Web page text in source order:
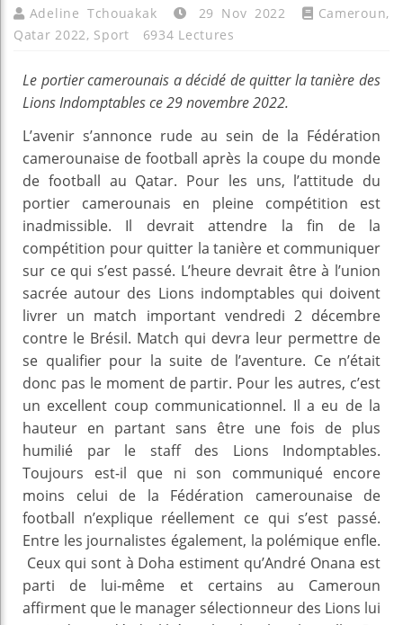
Adeline Tchouakak 29 Nov 2022 Cameroun,
Qatar 2022, Sport 6934 Lectures
Le portier camerounais a décidé de quitter la tanière des
Lions Indomptables ce 29 novembre 2022.
L’avenir s’annonce rude au sein de la Fédération
camerounaise de football après la coupe du monde
de football au Qatar. Pour les uns, l’attitude du
portier camerounais en pleine compétition est
inadmissible. Il devrait attendre la fin de la
compétition pour quitter la tanière et communiquer
sur ce qui s’est passé. L’heure devrait être à l’union
sacrée autour des Lions indomptables qui doivent
livrer un match important vendredi 2 décembre
contre le Brésil. Match qui devra leur permettre de
se qualifier pour la suite de l’aventure. Ce n’était
donc pas le moment de partir. Pour les autres, c’est
un excellent coup communicationnel. Il a eu de la
hauteur en partant sans être une fois de plus
humilié par le staff des Lions Indomptables.
Toujours est-il que ni son communiqué encore
moins celui de la Fédération camerounaise de
football n’explique réellement ce qui s’est passé.
Entre les journalistes également, la polémique enfle.
Ceux qui sont à Doha estiment qu’André Onana est
parti de lui-même et certains au Cameroun
affirment que le manager sélectionneur des Lions lui